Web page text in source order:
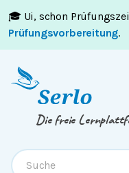
🎓 Ui, schon
Prüfungsvorbereitung.
Springe zumInhalt
Die freie